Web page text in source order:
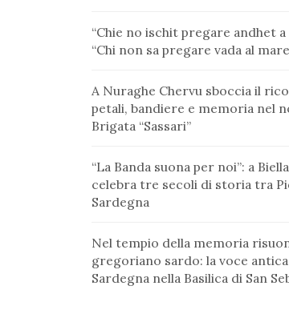
“Chie no ischit pregare andhet
“Chi non sa pregare vada al
A Nuraghe Chervu sboccia il
petali, bandiere e memoria nel
Brigata “Sassari”
“La Banda suona per noi”: a
celebra tre secoli di storia tra
Sardegna
Nel tempio della memoria
gregoriano sardo: la voce
Sardegna nella Basilica di San